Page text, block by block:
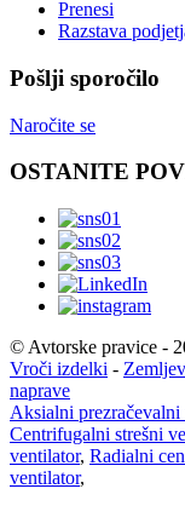
Prenesi
Razstava
Pošlji sporočilo
Naročite se
OSTANITE
© Avtorske pravice -
Vroči izdelki -
naprave
Aksialni prezračevalni
Centrifugalni strešni
ventilator, Radialni
ventilator,